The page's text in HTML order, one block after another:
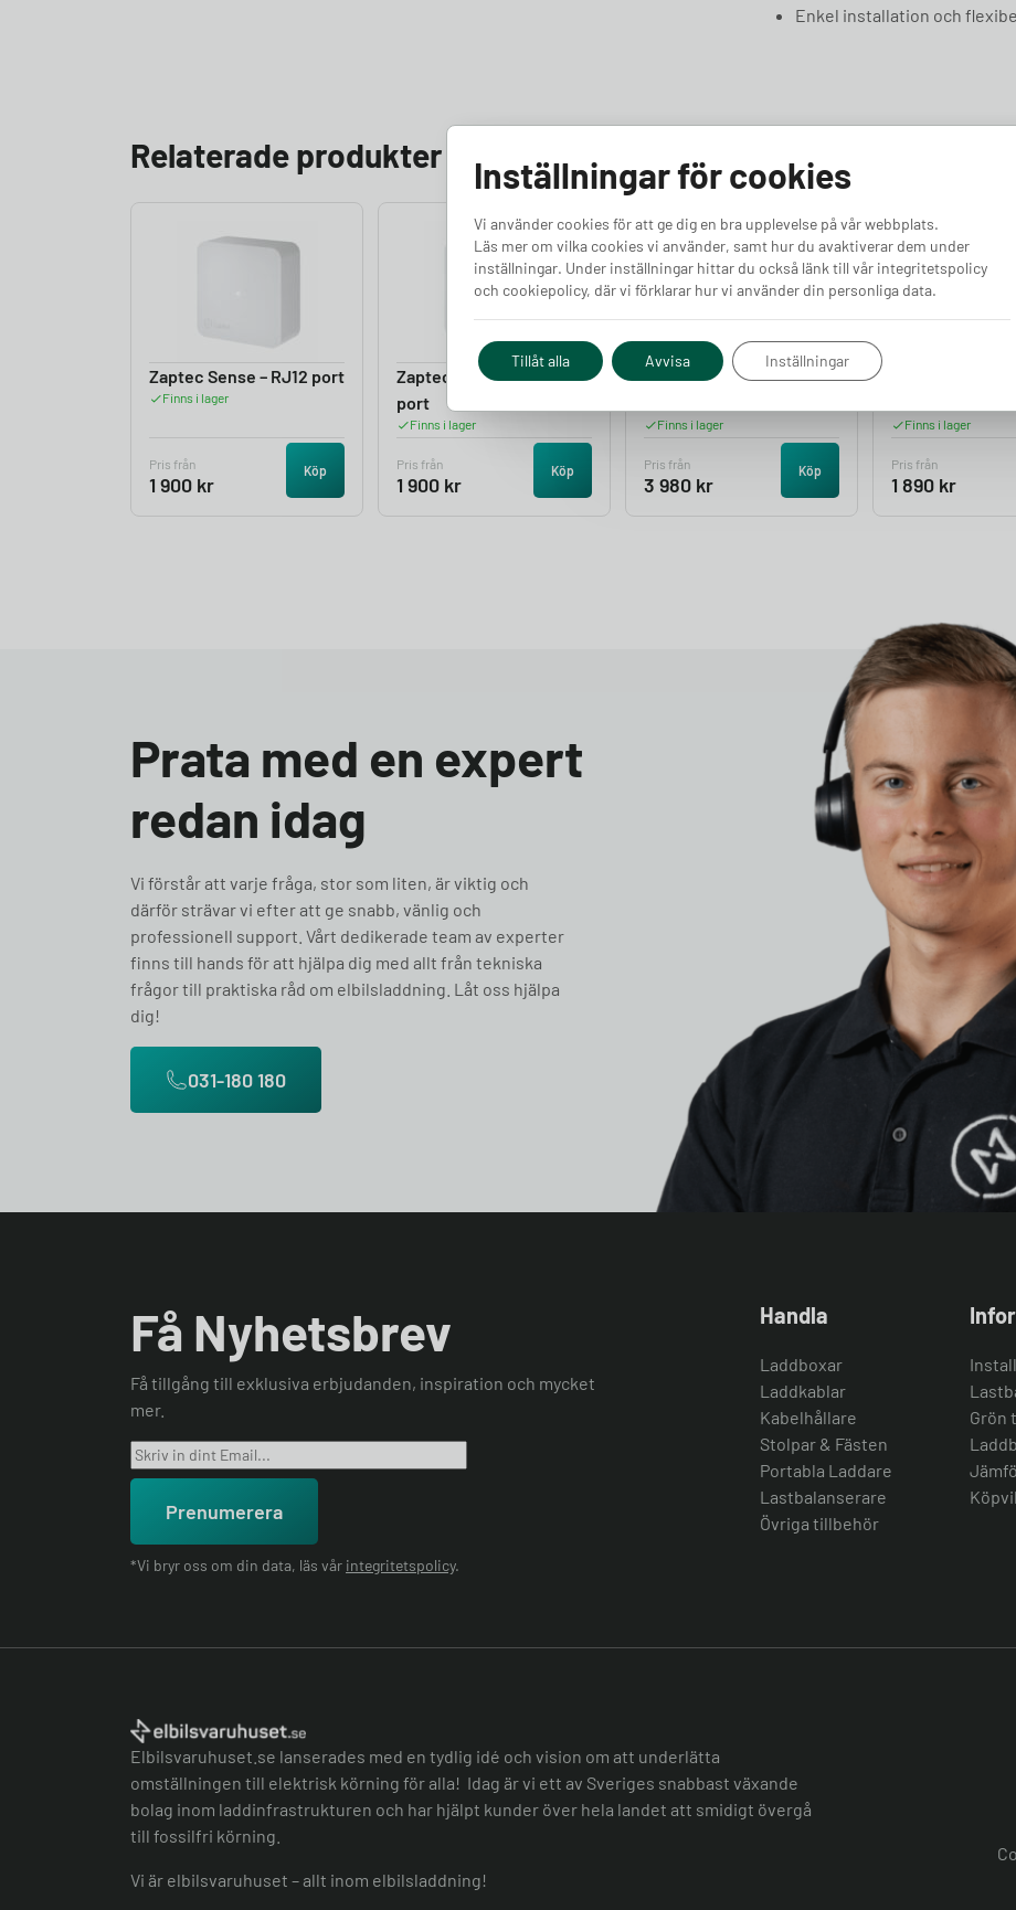
Enkel installation och
Relaterade produkter
Zaptec Sense – RJ12 port
Finns i lager
Pris från
1 900 kr
Köp
Zaptec Sense – RJ45
port
Finns i lager
Pris från
1 900 kr
Köp
Perific Max
Finns i lager
Pris från
3 980 kr
Köp
Easee
Finns i lager
Pris från
1 890 kr
Prata med en expert
redan idag
Vi förstår att varje fråga, stor som liten, är viktig och
därför strävar vi efter att ge snabb, vänlig och
professionell support. Vårt dedikerade team av experter
finns till hands för att hjälpa dig med allt från tekniska
frågor till praktiska råd om elbilsladdning. Låt oss hjälpa
dig!
031-180 180
Få Nyhetsbrev
Få tillgång till exklusiva erbjudanden, inspiration och mycket
mer.
Prenumerera
*Vi bryr oss om din data, läs vår integritetspolicy.
Handla
Laddboxar
Laddkablar
Kabelhållare
Stolpar & Fästen
Portabla Laddare
Lastbalanserare
Övriga tillbehör
Grön
Elbilsvaruhuset.se lanserades med en tydlig idé och vision om att underlätta
omställningen till elektrisk körning för alla! Idag är vi ett av Sveriges snabbast växande
bolag inom laddinfrastrukturen och har hjälpt kunder över hela landet att smidigt övergå
till fossilfri körning.
Vi är elbilsvaruhuset – allt inom elbilsladdning!
Inställningar för cookies
Vi använder cookies för att ge dig en bra upplevelse på vår webbplats.
Läs mer om vilka cookies vi använder, samt hur du avaktiverar dem under
inställningar. Under inställningar hittar du också länk till vår integritetspolicy
och cookiepolicy, där vi förklarar hur vi använder din personliga data.
Tillåt alla Avvisa Inställningar